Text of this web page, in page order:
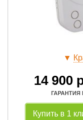
▼
14 900
ГАРАНТИЯ
Купить в 1